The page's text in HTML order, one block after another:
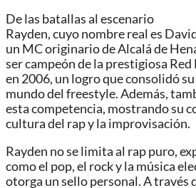
De las batallas al escenario
Rayden, cuyo nombre real es
un MC originario de Alcalá de
ser campeón de la prestigiosa
en 2006, un logro que consolidó
mundo del freestyle. Además,
esta competencia, mostrando su
cultura del rap y la improvisación.
Rayden no se limita al rap puro,
como el pop, el rock y la música
otorga un sello personal. A través